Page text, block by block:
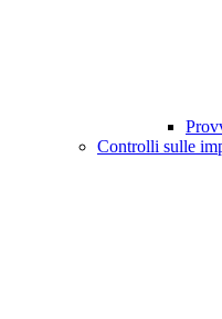
Controlli sulle